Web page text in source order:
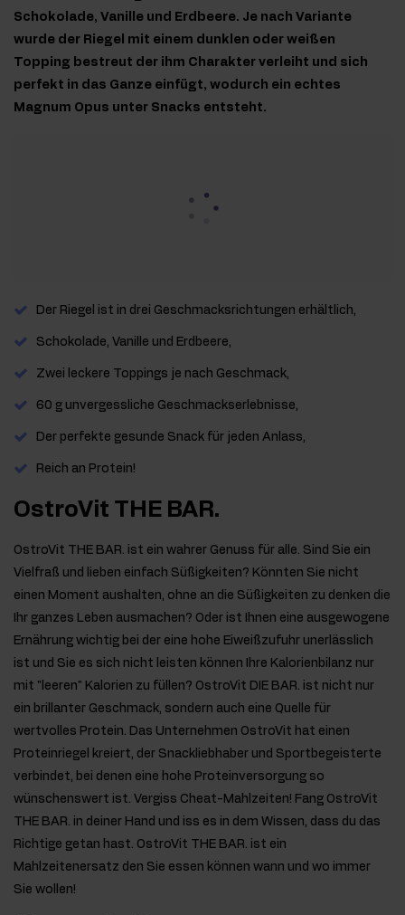
Schokolade, Vanille und Erdbeere. Je nach Variante
wurde der Riegel mit einem dunklen oder weißen
Topping bestreut der ihm Charakter verleiht und sich
perfekt in das Ganze einfügt, wodurch ein echtes
Magnum Opus unter Snacks entsteht.
Der Riegel ist in drei Geschmacksrichtungen erhältlich,
Schokolade, Vanille und Erdbeere,
Zwei leckere Toppings je nach Geschmack,
60 g unvergessliche Geschmackserlebnisse,
Der perfekte gesunde Snack für jeden Anlass,
Reich an Protein!
OstroVit THE BAR.
OstroVit THE BAR. ist ein wahrer Genuss für alle. Sind Sie ein
Vielfraß und lieben einfach Süßigkeiten? Könnten Sie nicht
einen Moment aushalten, ohne an die Süßigkeiten zu denken die
Ihr ganzes Leben ausmachen? Oder ist Ihnen eine ausgewogene
Ernährung wichtig bei der eine hohe Eiweißzufuhr unerlässlich
ist und Sie es sich nicht leisten können Ihre Kalorienbilanz nur
mit "leeren" Kalorien zu füllen? OstroVit DIE BAR. ist nicht nur
ein brillanter Geschmack, sondern auch eine Quelle für
wertvolles Protein. Das Unternehmen OstroVit hat einen
Proteinriegel kreiert, der Snackliebhaber und Sportbegeisterte
verbindet, bei denen eine hohe Proteinversorgung so
wünschenswert ist. Vergiss Cheat-Mahlzeiten! Fang OstroVit
THE BAR. in deiner Hand und iss es in dem Wissen, dass du das
Richtige getan hast. OstroVit THE BAR. ist ein
Mahlzeitenersatz den Sie essen können wann und wo immer
Sie wollen!